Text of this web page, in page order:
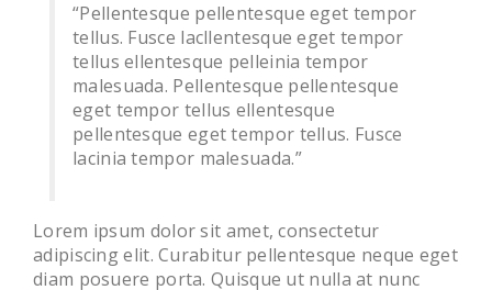
“Pellentesque pellentesque eget tempor
tellus. Fusce lacllentesque eget tempor
tellus ellentesque pelleinia tempor
malesuada. Pellentesque pellentesque
eget tempor tellus ellentesque
pellentesque eget tempor tellus. Fusce
lacinia tempor malesuada.”
Lorem ipsum dolor sit amet, consectetur
adipiscing elit. Curabitur pellentesque neque eget
diam posuere porta. Quisque ut nulla at nunc